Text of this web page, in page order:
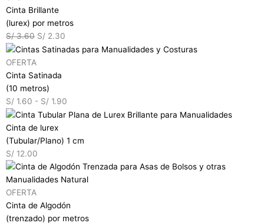
Cinta Brillante
(lurex) por metros
S/3.60 S/ 2.30
OFERTA
Cinta Satinada
(10 metros)
S/ 1.60 - S/ 1.90
Cinta de lurex
(Tubular/Plano) 1 cm
S/ 12.00
OFERTA
Cinta de Algodón
(trenzado) por metros